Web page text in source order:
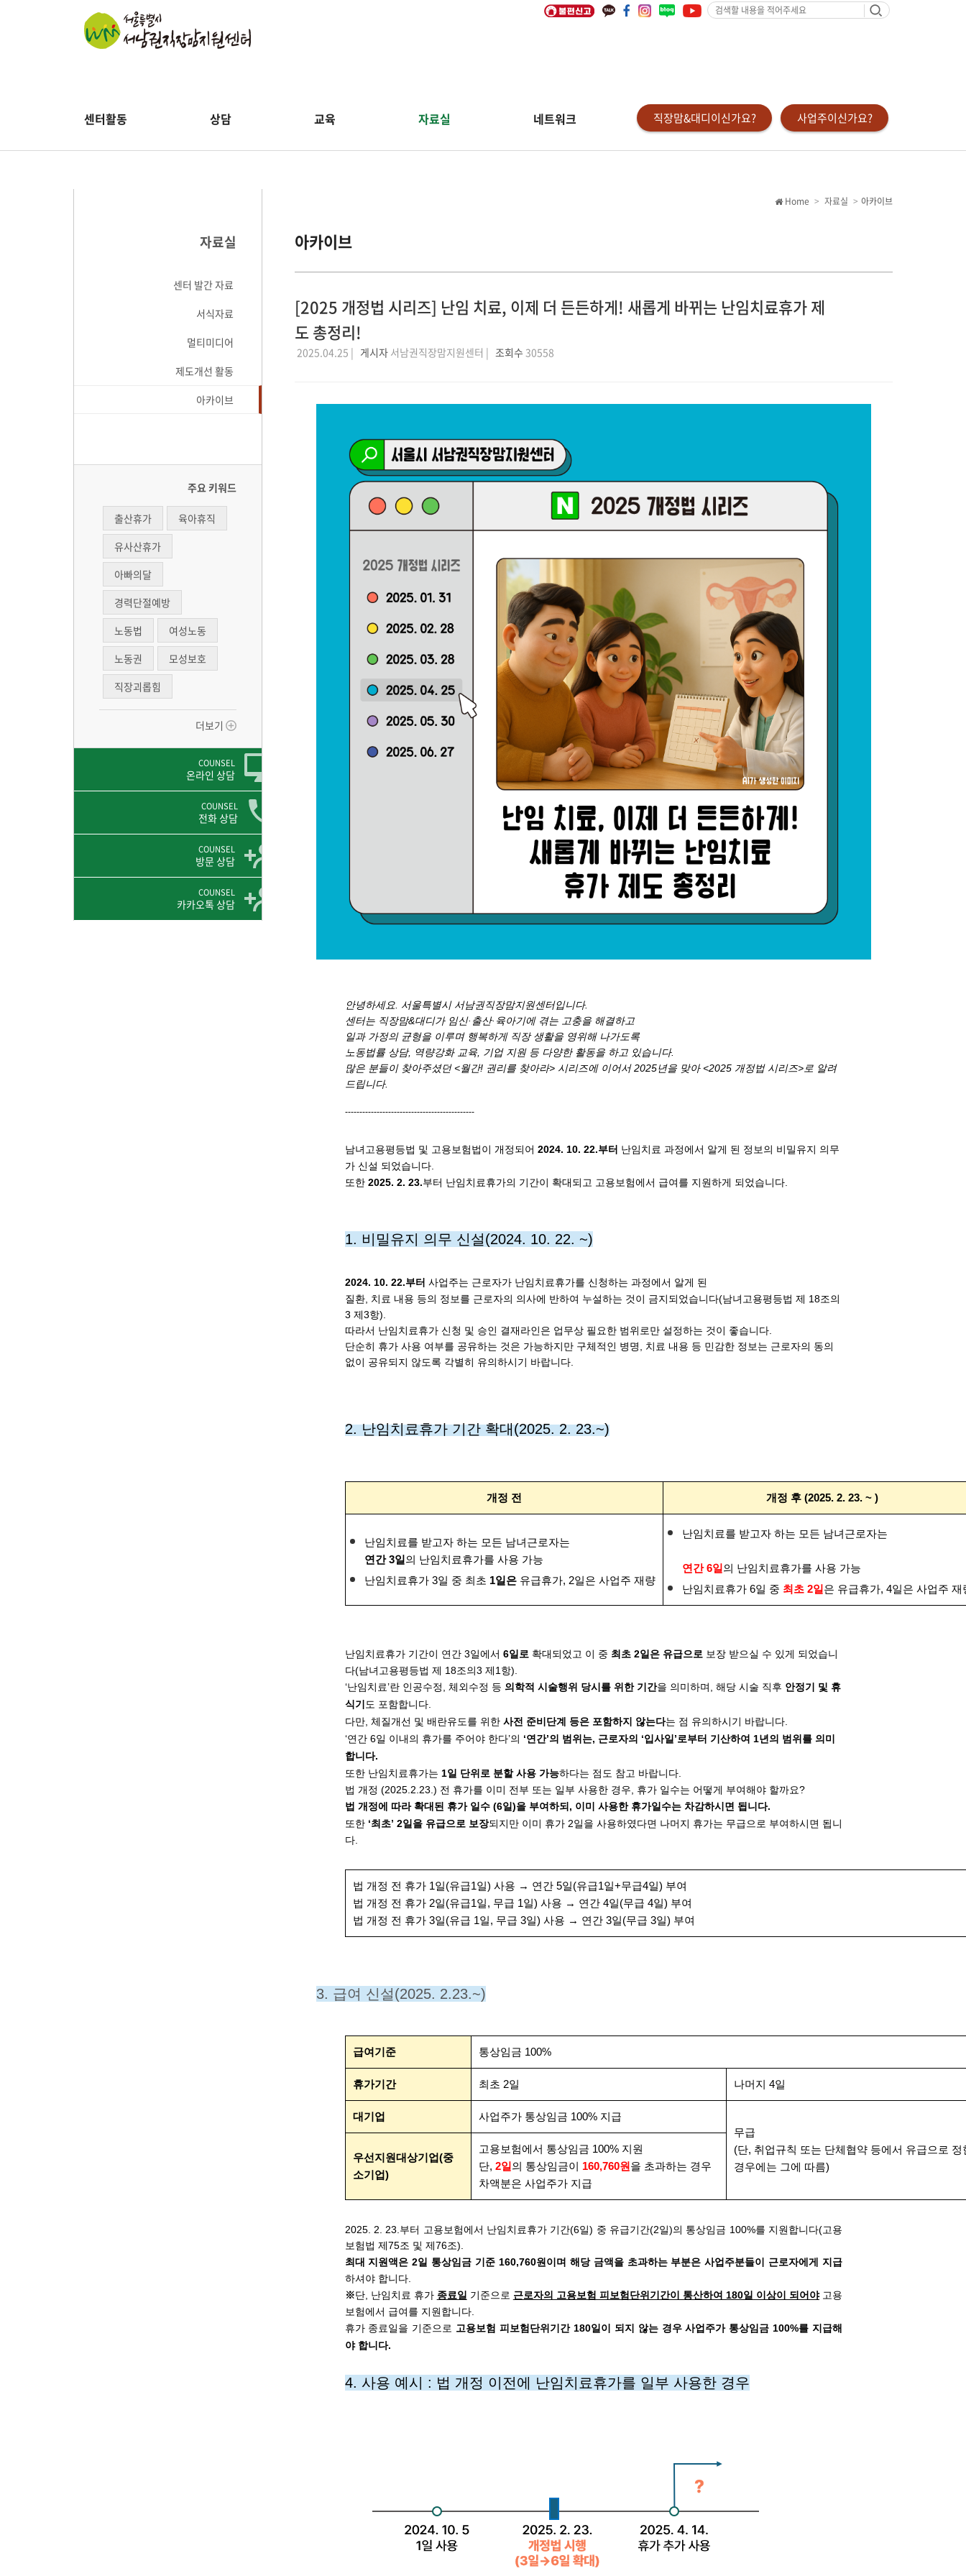
검
색
요
센터활동 상담 교육 자료실 네트워크 직장맘&대디이신가요? 사업주이신가요?
자료실
센터 발간 자료
서식자료
멀티미디어
제도개선 활동
아카이브
주요 키워드
출산휴가
육아휴직
유사산휴가
아빠의달
경력단절예방
노동법
여성노동
노동권
모성보호
직장괴롭힘
더보기
COUNSEL
온라인 상담
COUNSEL
전화 상담
COUNSEL
방문 상담
COUNSEL
카카오톡 상담
아카이브
Home 자료실 아카이브
[2025 개정법 시리즈] 난임 치료, 이제 더 든든하게! 새롭게 바뀌는 난임치료휴가 제
도 총정리!
2025.04.25 | 게시자서남권직장맘지원센터 | 조회수 30558
안녕하세요. 서울특별시 서남권직장맘지원센터입니다.
센터는 직장맘&대디가 임신·출산·육아기에 겪는 고충을 해결하고
일과 가정의 균형을 이루며 행복하게 직장 생활을 영위해 나가도록
노동법률 상담, 역량강화 교육, 기업 지원 등 다양한 활동을 하고 있습니다.
많은 분들이 찾아주셨던 <월간! 권리를 찾아라> 시리즈에 이어서 2025년을 맞아 <2025 개정법 시리즈>로 알려
드립니다.
​---------------------------------------------
남녀고용평등법 및 고용보험법이 개정되어 2024. 10. 22.부터 난임치료 과정에서 알게 된 정보의 비밀유지 의무
가 신설 되었습니다.
또한 2025. 2. 23.부터 난임치료휴가의 기간이 확대되고 고용보험에서 급여를 지원하게 되었습니다.
1. 비밀유지 의무 신설(2024. 10. 22. ~)
2024. 10. 22.부터 사업주는 근로자가 난임치료휴가를 신청하는 과정에서 알게 된
질환, 치료 내용 등의 정보를 근로자의 의사에 반하여 누설하는 것이 금지되었습니다(남녀고용평등법 제 18조의
3 제3항).
따라서 난임치료휴가 신청 및 승인 결재라인은 업무상 필요한 범위로만 설정하는 것이 좋습니다.
단순히 휴가 사용 여부를 공유하는 것은 가능하지만 구체적인 병명, 치료 내용 등 민감한 정보는 근로자의 동의
없이 공유되지 않도록 각별히 유의하시기 바랍니다.
2. 난임치료휴가 기간 확대(2025. 2. 23.~)
개정 전 개정 후 (2025. 2. 23. ~ )
난임치료를 받고자 하는 모든 남녀근로자는
연간 3일의 난임치료휴가를 사용 가능
난임치료휴가 3일 중 최초 1일은유급휴가, 2일은 사업주 재량
난임치료를 받고자 하는 모든 남녀근로자는
연간 6일의 난임치료휴가를 사용 가능
난임치료휴가 6일 중 최초 2일은 유급휴가, 4일은 사업주 재
난임치료휴가 기간이 연간 3일에서 6일로 확대되었고 이 중 최초 2일은 유급으로 보장 받으실 수 있게 되었습니
다(남녀고용평등법 제 18조의3 제1항).
‘난임치료’란 인공수정, 체외수정 등 의학적 시술행위 당시를 위한 기간을 의미하며, 해당 시술 직후 안정기 및 휴
식기도 포함합니다.
다만, 체질개선 및 배란유도를 위한 사전 준비단계 등은 포함하지 않는다는 점 유의하시기 바랍니다.
‘연간 6일 이내의 휴가를 주어야 한다’의 ‘연간’의 범위는, 근로자의 ‘입사일’로부터 기산하여 1년의 범위를 의미
합니다.
또한 난임치료휴가는 1일 단위로 분할 사용 가능하다는 점도 참고 바랍니다.
법 개정 (2025.2.23.) 전 휴가를 이미 전부 또는 일부 사용한 경우, 휴가 일수는 어떻게 부여해야 할까요?
법 개정에 따라 확대된 휴가 일수 (6일)을 부여하되, 이미 사용한 휴가일수는 차감하시면 됩니다.
또한 ‘최초’ 2일을 유급으로 보장되지만 이미 휴가 2일을 사용하였다면 나머지 휴가는 무급으로 부여하시면 됩니
다.
법 개정 전 휴가 1일(유급1일) 사용 → 연간 5일(유급1일+무급4일) 부여
법 개정 전 휴가 2일(유급1일, 무급 1일) 사용 → 연간 4일(무급 4일) 부여
법 개정 전 휴가 3일(유급 1일, 무급 3일) 사용 → 연간 3일(무급 3일) 부여
3. 급여 신설(2025. 2.23.~)
급여기준 통상임금 100%
휴가기간 최초 2일 나머지 4일
대기업
사업주가 통상임금 100% 지급
무급
(단, 취업규칙 또는 단체협약 등에서 유급으로 정
경우에는 그에 따름)
우선지원대상기업(중
소기업)
고용보험에서 통상임금 100% 지원
단, 2일의 통상임금이 160,760원을 초과하는 경우
차액분은 사업주가 지급
2025. 2. 23.부터 고용보험에서 난임치료휴가 기간(6일) 중 유급기간(2일)의 통상임금 100%를 지원합니다(고용
보험법 제75조 및 제76조).
최대 지원액은 2일 통상임금 기준 160,760원이며 해당 금액을 초과하는 부분은 사업주분들이 근로자에게 지급
하셔야 합니다.
※단, 난임치료 휴가 종료일 기준으로 근로자의 고용보험 피보험단위기간이 통산하여 180일 이상이 되어야 고용
보험에서 급여를 지원합니다.
휴가 종료일을 기준으로 고용보험 피보험단위기간 180일이 되지 않는 경우 사업주가 통상임금 100%를 지급해
야 합니다.
4. 사용 예시 : 법 개정 이전에 난임치료휴가를 일부 사용한 경우